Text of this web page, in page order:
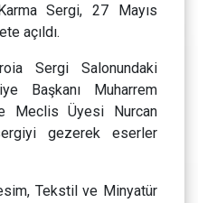
Sergi, 27 Mayıs
açıldı.
Sergi Salonundaki
Başkanı Muharrem
Meclis Üyesi Nurcan
gezerek eserler
Tekstil ve Minyatür